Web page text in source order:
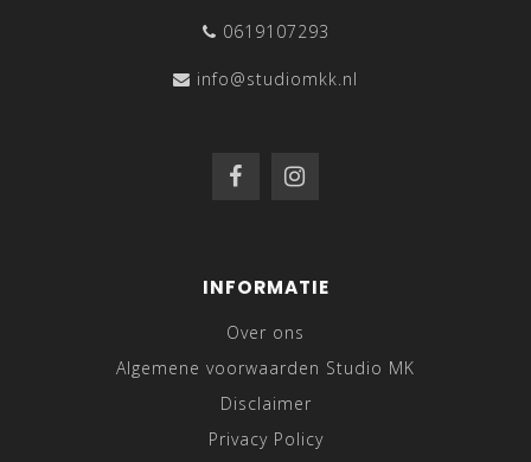
0619107293
info@studiomkk.nl
INFORMATIE
Over ons
Algemene voorwaarden Studio MK
Disclaimer
Privacy Policy